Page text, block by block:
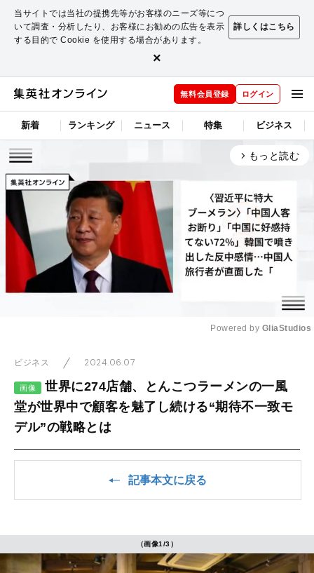
当サイトでは当社の提携先等がお客様のニーズ等につ
いて調査・分析したり、お客様にお勧めの広告を表示
する目的で Cookie を使用する場合があります。
詳しくはこちら
×
無料会員登録 ログイン
新着 ランキング ニュース 特集 ビジネス
arrow_forward_ios もっと読む
Powered by GliaStudios
ビジネス 2024.06.07
画像
世界に274店舗、とんこつラーメンの一風
堂が世界中で顧客を魅了し続ける“期待不一致モ
デル”の戦略とは
記事本文に戻る
（画像1/3）